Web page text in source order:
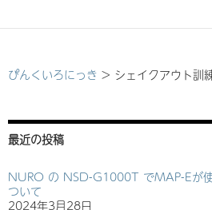
ぴんくいろにっき > シェイクアウト訓
最近の投稿
NURO の NSD-G1000T でMAP-Eが
ついて
2024年3月28日